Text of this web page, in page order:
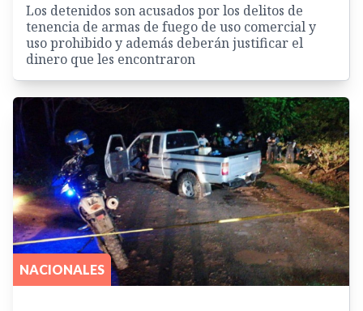
Los detenidos son acusados por los delitos de
tenencia de armas de fuego de uso comercial y
uso prohibido y además deberán justificar el
dinero que les encontraron
NACIONALES